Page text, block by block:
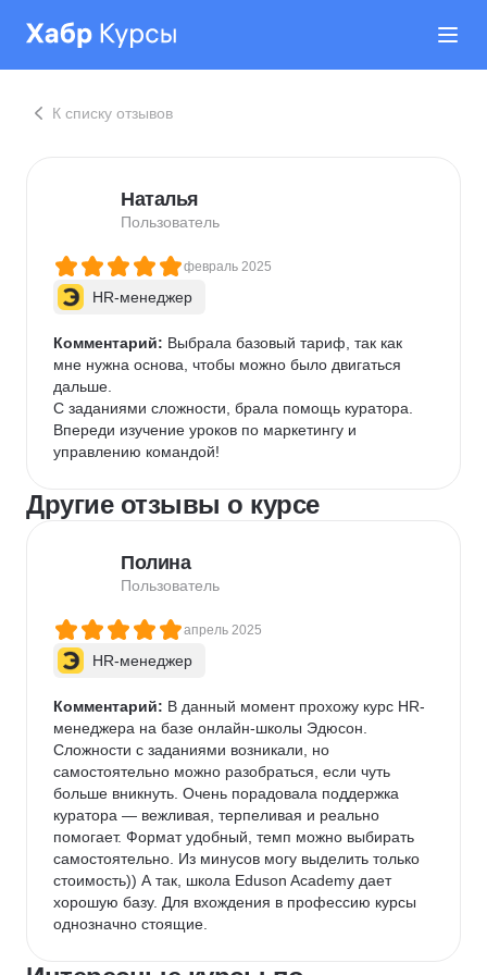
К списку отзывов
Наталья
Пользователь
февраль 2025
HR-менеджер
Комментарий: Выбрала базовый тариф, так как
мне нужна основа, чтобы можно было двигаться
дальше.
С заданиями сложности, брала помощь куратора.
Впереди изучение уроков по маркетингу и
управлению командой!
Другие отзывы о курсе
Полина
Пользователь
апрель 2025
HR-менеджер
Комментарий: В данный момент прохожу курс HR-
менеджера на базе онлайн-школы Эдюсон.
Сложности с заданиями возникали, но
самостоятельно можно разобраться, если чуть
больше вникнуть. Очень порадовала поддержка
куратора — вежливая, терпеливая и реально
помогает. Формат удобный, темп можно выбирать
самостоятельно. Из минусов могу выделить только
стоимость)) А так, школа Eduson Academy дает
хорошую базу. Для вхождения в профессию курсы
однозначно стоящие.